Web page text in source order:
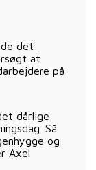
det
at
på
dårlige
Så
og
Axel